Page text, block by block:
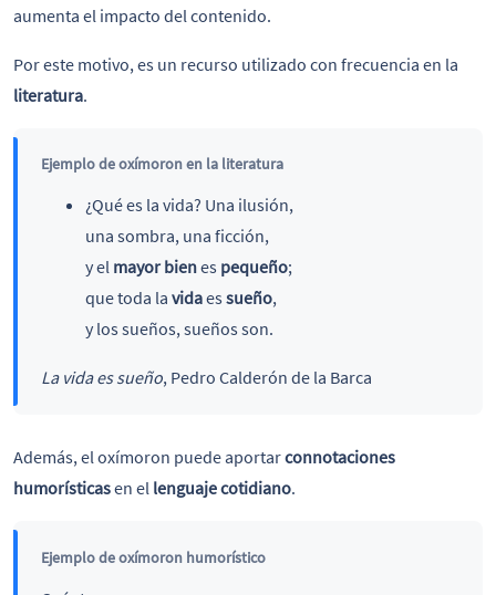
aumenta el impacto del contenido.
Por este motivo, es un recurso utilizado con frecuencia en la
literatura.
Ejemplo de oxímoron en la literatura
¿Qué es la vida? Una ilusión,
una sombra, una ficción,
y el mayor bienes pequeño;
que toda la vidaes sueño,
y los sueños, sueños son.
La vida es sueño, Pedro Calderón de la Barca
Además, el oxímoron puede aportarconnotaciones
humorísticasen el lenguaje cotidiano.
Ejemplo de oxímoron humorístico